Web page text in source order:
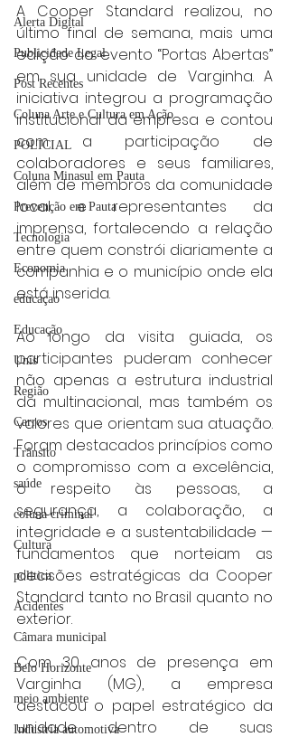
Alerta Digital
Publicidade Legal
Post Recentes
Coluna Arte e Cultura em Ação
POLICIAL
Coluna Minasul em Pauta
Prevenção em Pauta
Tecnologia
Economia
educaçao
Educação
Unis
Região
Carros
Trânsito
saúde
coluna criminal
Cultura
politica
Acidentes
Câmara municipal
Belo Horizonte
meio ambiente
Industria automotiva
A Cooper Standard realizou, no
último final de semana, mais uma
edição do evento “Portas Abertas”
em sua unidade de Varginha. A
iniciativa integrou a programação
institucional da empresa e contou
com a participação de
colaboradores e seus familiares,
além de membros da comunidade
local e representantes da
imprensa, fortalecendo a relação
entre quem constrói diariamente a
companhia e o município onde ela
está inserida.
Ao longo da visita guiada, os
participantes puderam conhecer
não apenas a estrutura industrial
da multinacional, mas também os
valores que orientam sua atuação.
Foram destacados princípios como
o compromisso com a excelência,
o respeito às pessoas, a
segurança, a colaboração, a
integridade e a sustentabilidade —
fundamentos que norteiam as
decisões estratégicas da Cooper
Standard tanto no Brasil quanto no
exterior.
Com 30 anos de presença em
Varginha (MG), a empresa
destacou o papel estratégico da
unidade dentro de suas